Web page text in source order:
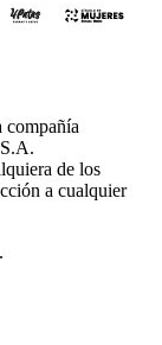
compañía
de los
a cualquier